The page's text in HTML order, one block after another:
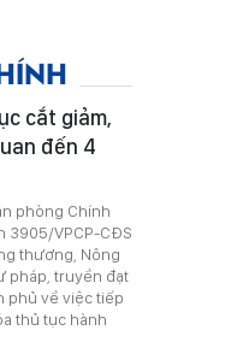
cắt giảm,
đến 4
phòng Chính
3905/VPCP-CĐS
thương, Nông
pháp, truyền đạt
phủ về việc tiếp
thủ tục hành